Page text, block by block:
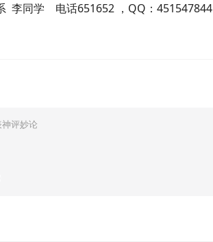
李同学 电话651652 ，QQ：451547844